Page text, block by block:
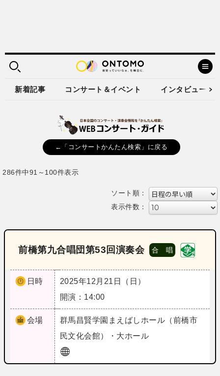
新着記事 コンサート＆イベント インタビュー
←「コンサートかんたん検索」に戻る
286件中91～100件表示
ソート順：
表示件数：
前橋第九合唱団第53回演奏会 合 唱
日時
2025年12月21日（日）
開演：14:00
会場 群馬昌賢学園まえばしホール（前橋市
民文化会館）・大ホール